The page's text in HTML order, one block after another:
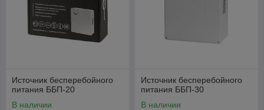
Источник бесперебойного
питания ББП-20
В наличии
Источник бесперебойного
питания ББП-30
В наличии